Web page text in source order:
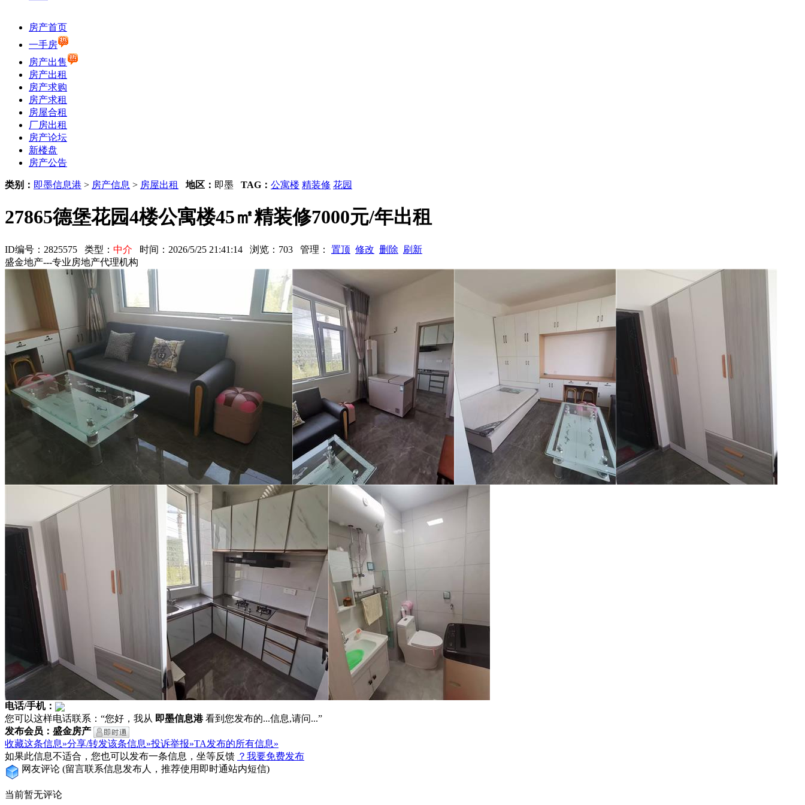
房产首页
一手房
房产出售
房产出租
房产求购
房产求租
房屋合租
厂房出租
房产论坛
新楼盘
房产公告
类别： 即墨信息港 > 房产信息 > 房屋出租 地区： 即墨 TAG： 公寓楼 精装修 花园
27865德堡花园4楼公寓楼45㎡精装修7000元/年出租
ID编号：2825575 类型： 中介 时间：2026/5/25 21:41:14 浏览：703 管理： 置顶 修改 删除 刷新
盛金地产---专业房地产代理机构
电话/手机：
您可以这样电话联系：“您好，我从 即墨信息港看到您发布的...信息,请问...”
发布会员：盛金房产
收藏这条信息»分享/转发该条信息»投诉举报»TA发布的所有信息»
如果此信息不适合，您也可以发布一条信息，坐等反馈 ？我要免费发布
网友评论 (留言联系信息发布人，推荐使用即时通站内短信)
当前暂无评论